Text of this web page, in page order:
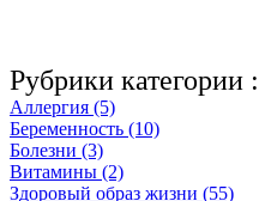
Рубрики категории :
Аллергия (5)
Беременность (10)
Болезни (3)
Витамины (2)
Здоровый образ жизни (55)